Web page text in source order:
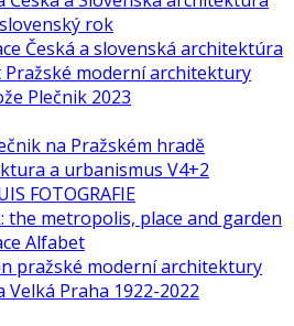
rok
Česká a slovenská architektúra
Pražské moderní architektury
Plečnik 2023
na Pražském hradě
a urbanismus V4+2
FOTOGRAFIE
the metropolis, place and garden
Alfabet
pražské moderní architektury
Velká Praha 1922-2022